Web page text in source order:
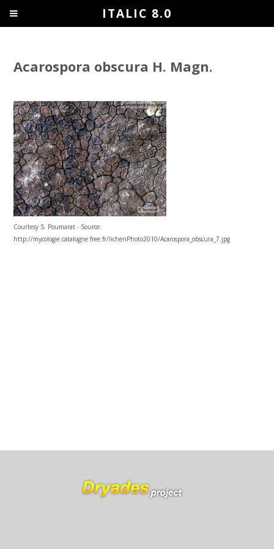
Acarospora obscura H. Magn.
Courtesy S. Poumarat - Source:
http://mycologie.catalogne.free.fr/lichenPhoto2010/Acarospora_obscura_7.jpg
ITALIC 8.0